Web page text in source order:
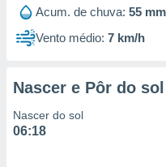
Acum. de chuva: 55 mm
Vento médio: 7 km/h
Nascer e Pôr do sol
Nascer do sol
06:18